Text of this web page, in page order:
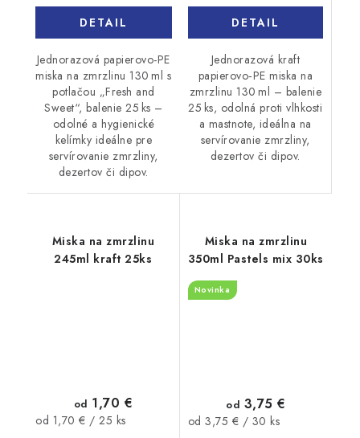
DETAIL
Jednorazová papierovo-PE
miska na zmrzlinu 130 ml s
potlačou „Fresh and
Sweet“, balenie 25 ks –
odolné a hygienické
kelímky ideálne pre
servírovanie zmrzliny,
dezertov či dipov.
DETAIL
Jednorazová kraft
papierovo‑PE miska na
zmrzlinu 130 ml – balenie
25 ks, odolná proti vlhkosti
a mastnote, ideálna na
servírovanie zmrzliny,
dezertov či dipov.
Miska na zmrzlinu
245ml kraft 25ks
od 1,70 €
Jednotková
od 1,70 € / 25 ks
Miska na zmrzlinu
350ml Pastels mix 30ks
Novinka
od 3,75 €
Jednotková
od 3,75 € / 30 ks